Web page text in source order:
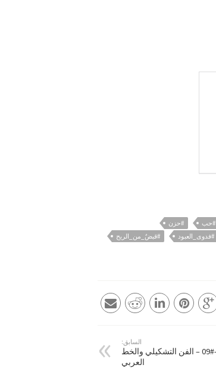
#حب
#حزن
#فدوى_العبود
#قبضٌ_من_الريح
السابق:
مشارب -#09 – الفن التشكيلي والخط
العربي